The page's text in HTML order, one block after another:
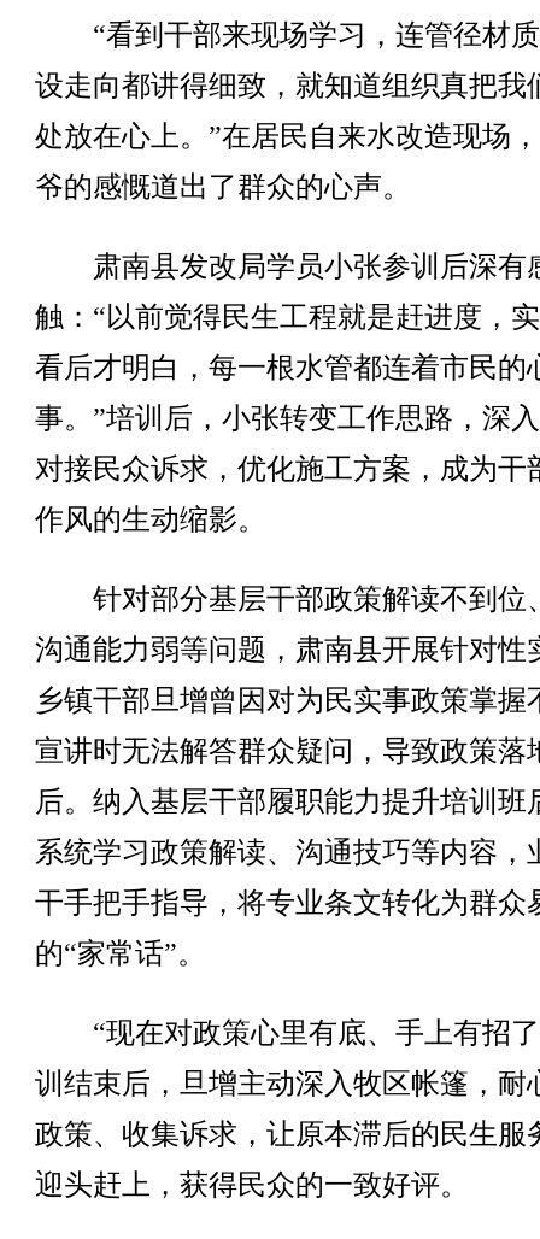
“看到干部来现场学习，连管径材
设走向都讲得细致，就知道组织真把我
处放在心上。”在居民自来水改造现场
爷的感慨道出了群众的心声。
肃南县发改局学员小张参训后深有
触：“以前觉得民生工程就是赶进度，
看后才明白，每一根水管都连着市民的
事。”培训后，小张转变工作思路，深
对接民众诉求，优化施工方案，成为干
作风的生动缩影。
针对部分基层干部政策解读不到位
沟通能力弱等问题，肃南县开展针对性
乡镇干部旦增曾因对为民实事政策掌握
宣讲时无法解答群众疑问，导致政策落
后。纳入基层干部履职能力提升培训班
系统学习政策解读、沟通技巧等内容，
干手把手指导，将专业条文转化为群众
的“家常话”。
“现在对政策心里有底、手上有招了
训结束后，旦增主动深入牧区帐篷，耐
政策、收集诉求，让原本滞后的民生服
迎头赶上，获得民众的一致好评。